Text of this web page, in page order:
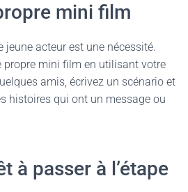
mini film
jeune acteur est une nécessité.
propre mini film en utilisant votre
amis, écrivez un scénario et
histoires qui ont un message ou
à passer à l’étape